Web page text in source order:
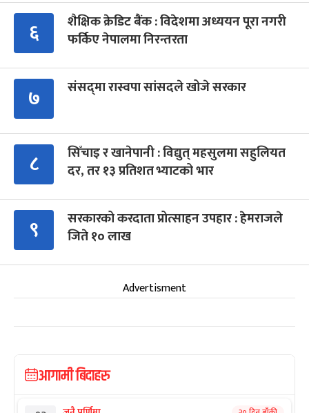
६
शैक्षिक क्रेडिट बैंक : विदेशमा अध्ययन पूरा नगरी
फर्किए नेपालमा निरन्तरता
७ संसद्‍मा रास्वपा सांसदले खोजे सरकार
८
सिँचाइ र खानेपानी : विद्युत् महसुलमा सहुलियत
दर, तर १३ प्रतिशत भ्याटको भार
९
सरकारको करदाता प्रोत्साहन उपहार : हेमराजले
जिते १० लाख
Advertisment
आगामी बिदाहरु